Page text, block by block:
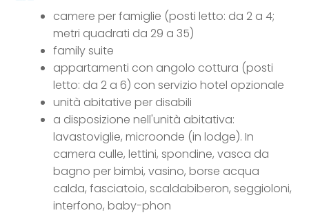
camere per famiglie (posti letto: da 2 a 4;
metri quadrati da 29 a 35)
family suite
appartamenti con angolo cottura (posti
letto: da 2 a 6) con servizio hotel opzionale
unità abitative per disabili
a disposizione nell'unità abitativa:
lavastoviglie, microonde (in lodge). In
camera culle, lettini, spondine, vasca da
bagno per bimbi, vasino, borse acqua
calda, fasciatoio, scaldabiberon, seggioloni,
interfono, baby-phon